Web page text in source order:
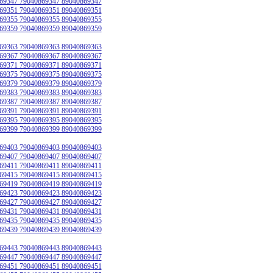
79040869351 89040869351
79040869355 89040869355
79040869359 89040869359
79040869363 89040869363
79040869367 89040869367
79040869371 89040869371
79040869375 89040869375
79040869379 89040869379
79040869383 89040869383
79040869387 89040869387
79040869391 89040869391
79040869395 89040869395
79040869399 89040869399
79040869403 89040869403
79040869407 89040869407
79040869411 89040869411
79040869415 89040869415
79040869419 89040869419
79040869423 89040869423
79040869427 89040869427
79040869431 89040869431
79040869435 89040869435
79040869439 89040869439
79040869443 89040869443
79040869447 89040869447
79040869451 89040869451